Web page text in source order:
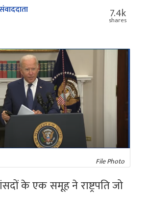
7.4k
shares
File Photo
के एक समूह ने राष्ट्रपति जो